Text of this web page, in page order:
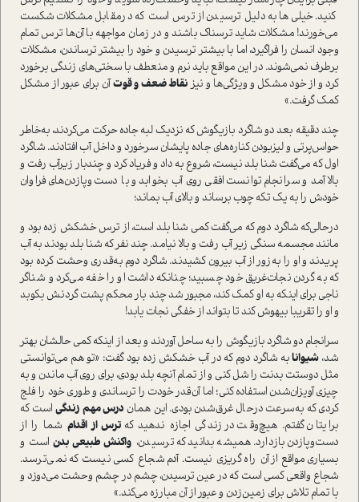
کنید. خیلی‌ها به دلیل ترسیدن از ترس است که درمقابل مشکلات شکست
می‌خورند! مشکلات شاید ترسناک باشند و در زمان مواجهه با آن‌ها ترس تمام
وجود انسان را فراگیرد، اما با بیشتر ترسیدن و خود را بیشتر ترساندن، مشکلات
برطرف نمی‌شوند. در این مواقع باید نرم و منعطف با سختی‌های زندگی برخورد
کرد و از خود مشکل و ویژگی‌ها و نیزنقاط ضعف و قوتآن برای عبور از مشکل
کمک گرفت.»
چند دقیقه بعد دو شاگرد بازیگوش که نزدیک لبه جاده حرکت می‌کردند، به‌خاطر
حواس‌پرتی و لیزبودن کناره‌های جاده پایشان سرخورد و داخل آب افتادند. شاگرد
اول که می‌گفت شنا بلد نیست، شروع به داد و فریاد کرد و چندبار زیرآب رفت و
بالا آمد و سرانجام توانست افقی روی آب بخوابد و با دست‌وپازدن‌های فراوان
خودش را به یک تکه چوب برساند و بالای آب بماند؛
درحالی‌که شاگرد دوم که می‌گفت کمی شنا بلد است، از ترس خشکش زده بود و
مانند مجسمه سنگی زیر آب رفت و بالا نیامد. چند نفر که شنا بلد بودند به آب
پریدند و او را به‌زور از آب بیرون کشیدند. شاگرد دوم به‌قدری وحشت کرده بود
که به گردن نجات‌غریق خود چسبید؛ چنانکه داشت او را خفه می‌کرد و شناگر
ناجی برای اینکه به او کمک کند، مجبور شد چند بار محکم پشت گردنش بکوبد
و او را تقریبا بیهوش کند تا بتواند از خفگی نجات یابد!
سرانجام دو شاگرد بازیگوش را به ساحل آوردند و بعد از اینکه کمی حالشان بهتر
شد، شیوانابه شاگرد دوم که در آب خشکش زده بود گفت: «تو هم می‌توانستی
مثل دوستت بدنت را شل کنی و از تمام آنچه بلد بودی، برای روی آب ماندن و به
چیزی آویزان‌شدن استفاده کنی؛ اما آن‌قدر خودت را ترساندی و طوری خود را فلج
کردی که به‌سرعت درحال غرق‌شدن بودی. این همان درس مهم زندگیاست که
برایتان گفتم. هیچ‌وقت در زندگی اجازه ندهید که ترس از اقدام شما را از
دست‌وپازدن بازدارد. همیشه بدانید که ترسیدن، واکنش طبیعی بدناست و
بسیاری مواقع از آن راه گریزی نیست. آدم شجاع کسی نیست که نمی‌ترسد.
شجاع واقعی کسی است که در عین ترسیدن، چشم در چشم وحشت می‌دوزد و
با تمام تلاش برای زمین‌زدن و عبور از آن مبارزه می‌کند.»